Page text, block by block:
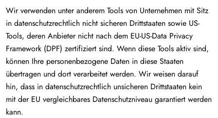
Wir verwenden unter anderem Tools von Unternehmen mit Sitz
in datenschutzrechtlich nicht sicheren Drittstaaten sowie US-
Tools, deren Anbieter nicht nach dem EU-US-Data Privacy
Framework (DPF) zertifiziert sind. Wenn diese Tools aktiv sind,
können Ihre personenbezogene Daten in diese Staaten
übertragen und dort verarbeitet werden. Wir weisen darauf
hin, dass in datenschutzrechtlich unsicheren Drittstaaten kein
mit der EU vergleichbares Datenschutzniveau garantiert werden
kann.